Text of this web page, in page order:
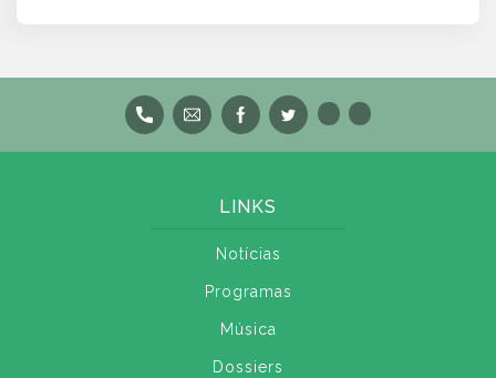
LINKS
Notícias
Programas
Música
Dossiers